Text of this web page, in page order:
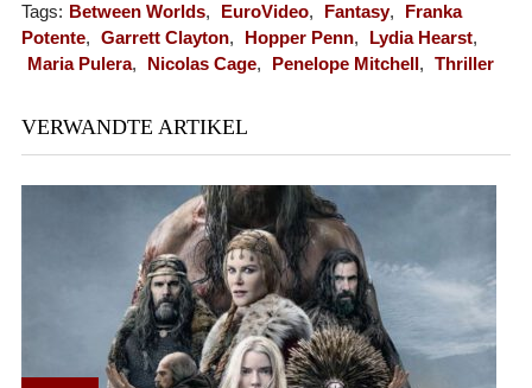
Tags: Between Worlds, EuroVideo, Fantasy,
Franka
Potente, Garrett Clayton, Hopper Penn, Lydia Hearst,
Maria Pulera, Nicolas Cage, Penelope Mitchell, Thriller
VERWANDTE ARTIKEL